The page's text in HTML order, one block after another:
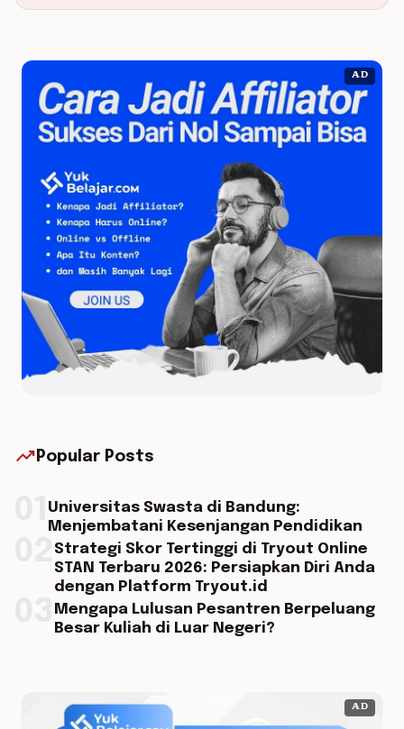
AD
trending_up Popular Posts
Universitas Swasta di Bandung:
Menjembatani Kesenjangan Pendidikan
Strategi Skor Tertinggi di Tryout Online
STAN Terbaru 2026: Persiapkan Diri Anda
dengan Platform Tryout.id
Mengapa Lulusan Pesantren Berpeluang
Besar Kuliah di Luar Negeri?
AD